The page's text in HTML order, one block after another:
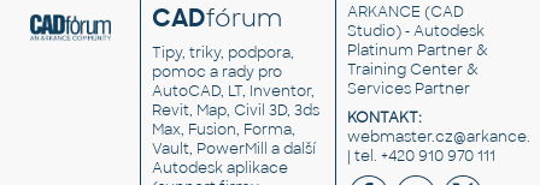
CADfórum
Tipy, triky, podpora,
pomoc a rady pro
AutoCAD, LT, Inventor,
Revit, Map, Civil 3D, 3ds
Max, Fusion, Forma,
Vault, PowerMill a další
Autodesk aplikace
ARKANCE (CAD
Studio) - Autodesk
Platinum Partner &
Training Center &
Services Partner
KONTAKT:
| tel. +420 910 970 111